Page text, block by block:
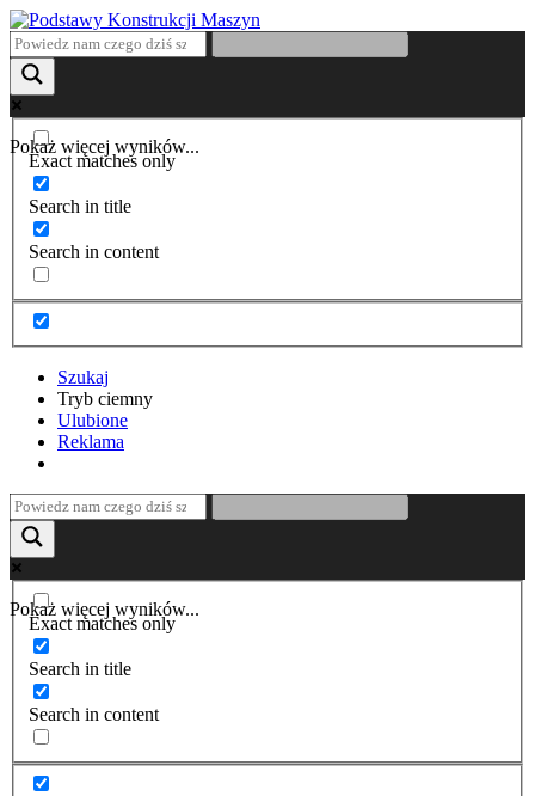
Pokaż więcej wyników...
Exact matches only
Search in title
Search in content
Szukaj
Tryb ciemny
Ulubione
Reklama
Pokaż więcej wyników...
Exact matches only
Search in title
Search in content